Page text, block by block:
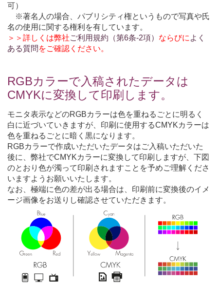
可）
※著名人の場合、パブリシティ権というもので写真や氏
名の使用に関する権利を有しています。
＞＞詳しくは弊社ご利用規約（第6条-2項） ならびに よく
ある質問 をご確認ください。
RGBカラーで入稿されたデータは
CMYKに変換して印刷します。
モニタ表示などのRGBカラーは色を重ねるごとに明るく
白に近づいていきますが、印刷に使用するCMYKカラーは
色を重ねるごとに暗く黒になります。
RGBカラーで作成いただいたデータはご入稿いただいた
後に、弊社でCMYKカラーに変換して印刷しますが、下図
のとおり色が濁って印刷されますことを予めご理解くださ
いますようお願いいたします。
なお、極端に色の差が出る場合は、印刷前に変換後のイメ
ージ画像をお送りし確認させていただきます。